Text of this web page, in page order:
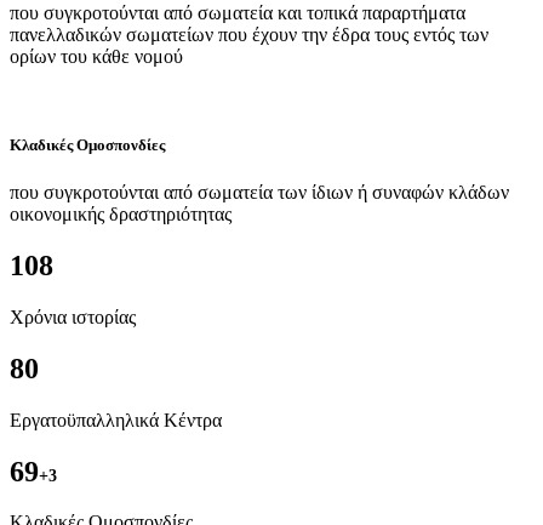
που συγκροτούνται από σωματεία και τοπικά παραρτήματα
πανελλαδικών σωματείων που έχουν την έδρα τους εντός των
ορίων του κάθε νομού
Κλαδικές Ομοσπονδίες
που συγκροτούνται από σωματεία των ίδιων ή συναφών κλάδων
οικονομικής δραστηριότητας
108
Χρόνια ιστορίας
80
Εργατοϋπαλληλικά Κέντρα
69+3